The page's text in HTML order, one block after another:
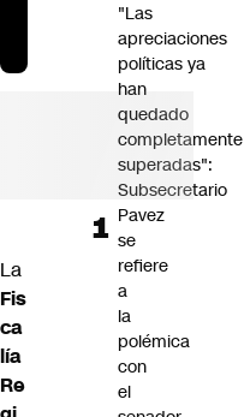
La
Fis
ca
lía
Re
"Las
apreciaciones
políticas ya
han
quedado
completamente
superadas":
Subsecretario
Pavez
se
refiere
a
la
polémica
con
el